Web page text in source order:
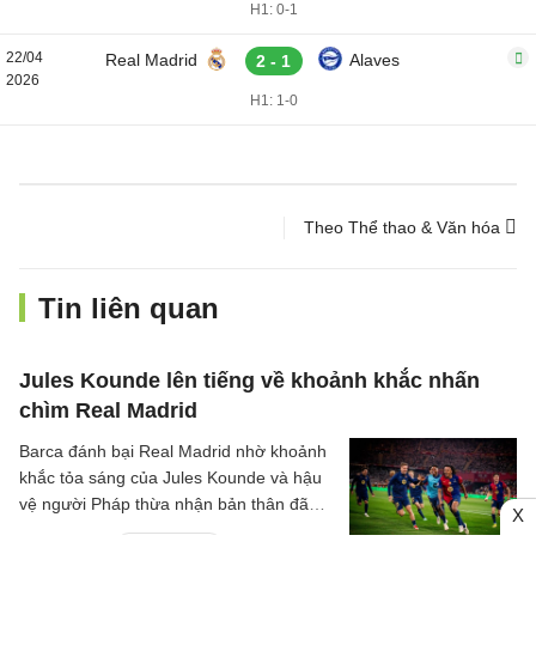
H1: 0-1
22/04
2026
Real Madrid 2 - 1 Alaves
H1: 1-0
Theo Thể thao & Văn hóa
Tin liên quan
Jules Kounde lên tiếng về khoảnh khắc nhấn
chìm Real Madrid
Barca đánh bại Real Madrid nhờ khoảnh
khắc tỏa sáng của Jules Kounde và hậu
vệ người Pháp thừa nhận bản thân đã
liều lĩnh trong pha bóng ấy.
X